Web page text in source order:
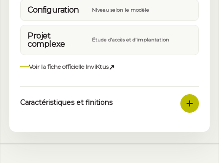
Configuration Niveau selon le modèle
Projet
complexe
Étude d’accès et d’implantation
Voir la fiche officielle InviKtus↗
Caractéristiques et finitions